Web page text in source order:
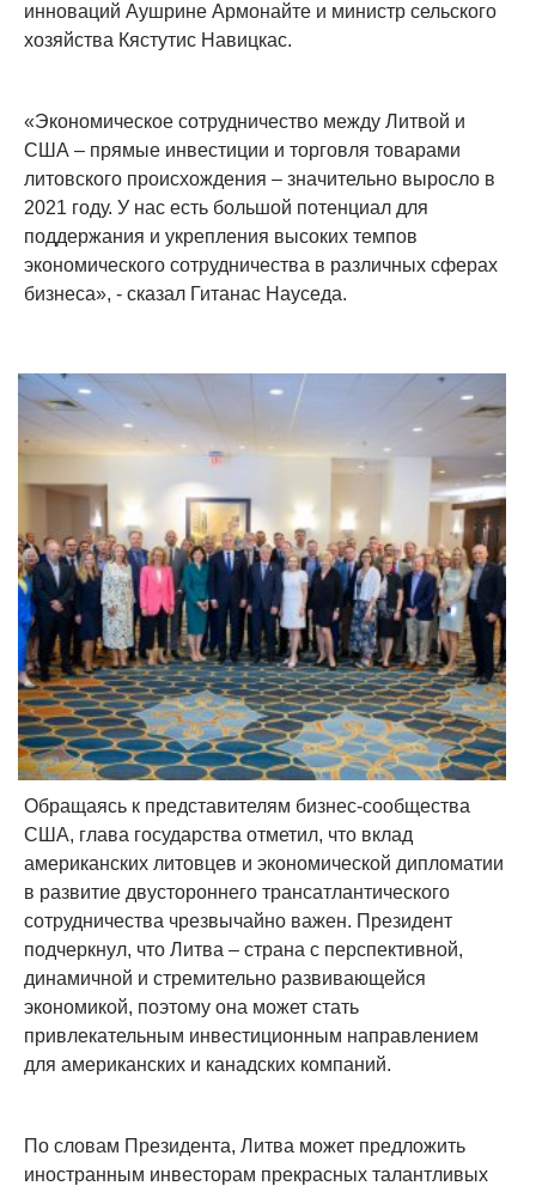
инноваций Аушрине Армонайте и министр сельского
хозяйства Кястутис Навицкас.
«Экономическое сотрудничество между Литвой и
США – прямые инвестиции и торговля товарами
литовского происхождения – значительно выросло в
2021 году. У нас есть большой потенциал для
поддержания и укрепления высоких темпов
экономического сотрудничества в различных сферах
бизнеса», - сказал Гитанас Науседа.
Обращаясь к представителям бизнес-сообщества
США, глава государства отметил, что вклад
американских литовцев и экономической дипломатии
в развитие двустороннего трансатлантического
сотрудничества чрезвычайно важен. Президент
подчеркнул, что Литва – страна с перспективной,
динамичной и стремительно развивающейся
экономикой, поэтому она может стать
привлекательным инвестиционным направлением
для американских и канадских компаний.
По словам Президента, Литва может предложить
иностранным инвесторам прекрасных талантливых